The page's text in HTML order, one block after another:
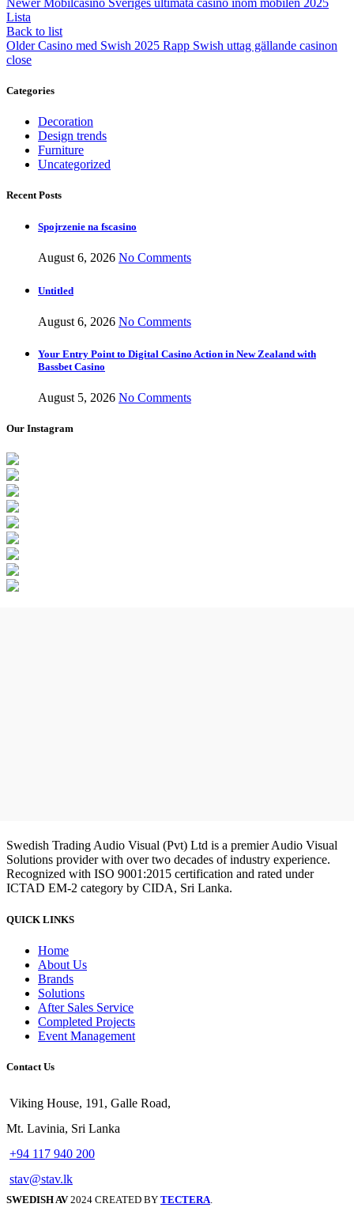
Lista
Back to list
Older Casino med Swish 2025 Rapp Swish uttag gällande casinon
close
Categories
Decoration
Design trends
Furniture
Uncategorized
Recent Posts
Spojrzenie na fscasino
August 6, 2026 No Comments
Untitled
August 6, 2026 No Comments
Your Entry Point to Digital Casino Action in New Zealand with
Bassbet Casino
August 5, 2026 No Comments
Our Instagram
Swedish Trading Audio Visual (Pvt) Ltd is a premier Audio Visual
Solutions provider with over two decades of industry experience.
Recognized with ISO 9001:2015 certification and rated under
ICTAD EM-2 category by CIDA, Sri Lanka.
QUICK LINKS
Home
About Us
Brands
Solutions
After Sales Service
Completed Projects
Event Management
Contact Us
Viking House, 191, Galle Road,
Mt. Lavinia, Sri Lanka
+94 117 940 200
stav@stav.lk
SWEDISH AV 2024 CREATED BY TECTERA.